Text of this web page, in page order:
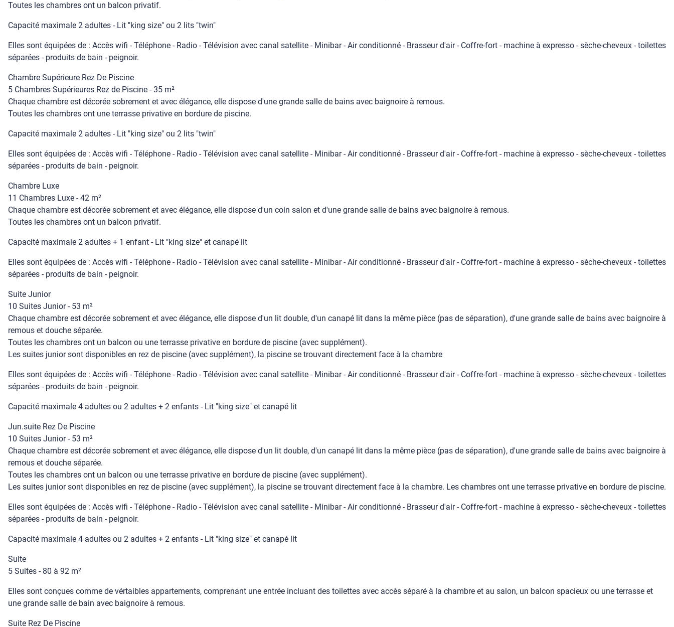
Toutes les chambres ont un balcon privatif.
Capacité maximale 2 adultes - Lit "king size" ou 2 lits "twin"
Elles sont équipées de : Accès wifi - Téléphone - Radio - Télévision avec canal satellite - Minibar - Air conditionné - Brasseur d'air - Coffre-fort - machine à expresso - sèche-cheveux - toilettes
séparées - produits de bain - peignoir.
Chambre Supérieure Rez De Piscine
5 Chambres Supérieures Rez de Piscine - 35 m²
Chaque chambre est décorée sobrement et avec élégance, elle dispose d'une grande salle de bains avec baignoire à remous.
Toutes les chambres ont une terrasse privative en bordure de piscine.
Capacité maximale 2 adultes - Lit "king size" ou 2 lits "twin"
Elles sont équipées de : Accès wifi - Téléphone - Radio - Télévision avec canal satellite - Minibar - Air conditionné - Brasseur d'air - Coffre-fort - machine à expresso - sèche-cheveux - toilettes
séparées - produits de bain - peignoir.
Chambre Luxe
11 Chambres Luxe - 42 m²
Chaque chambre est décorée sobrement et avec élégance, elle dispose d'un coin salon et d'une grande salle de bains avec baignoire à remous.
Toutes les chambres ont un balcon privatif.
Capacité maximale 2 adultes + 1 enfant - Lit "king size" et canapé lit
Elles sont équipées de : Accès wifi - Téléphone - Radio - Télévision avec canal satellite - Minibar - Air conditionné - Brasseur d'air - Coffre-fort - machine à expresso - sèche-cheveux - toilettes
séparées - produits de bain - peignoir.
Suite Junior
10 Suites Junior - 53 m²
Chaque chambre est décorée sobrement et avec élégance, elle dispose d'un lit double, d'un canapé lit dans la même pièce (pas de séparation), d'une grande salle de bains avec baignoire à
remous et douche séparée.
Toutes les chambres ont un balcon ou une terrasse privative en bordure de piscine (avec supplément).
Les suites junior sont disponibles en rez de piscine (avec supplément), la piscine se trouvant directement face à la chambre
Elles sont équipées de : Accès wifi - Téléphone - Radio - Télévision avec canal satellite - Minibar - Air conditionné - Brasseur d'air - Coffre-fort - machine à expresso - sèche-cheveux - toilettes
séparées - produits de bain - peignoir.
Capacité maximale 4 adultes ou 2 adultes + 2 enfants - Lit "king size" et canapé lit
Jun.suite Rez De Piscine
10 Suites Junior - 53 m²
Chaque chambre est décorée sobrement et avec élégance, elle dispose d'un lit double, d'un canapé lit dans la même pièce (pas de séparation), d'une grande salle de bains avec baignoire à
remous et douche séparée.
Toutes les chambres ont un balcon ou une terrasse privative en bordure de piscine (avec supplément).
Les suites junior sont disponibles en rez de piscine (avec supplément), la piscine se trouvant directement face à la chambre. Les chambres ont une terrasse privative en bordure de piscine.
Elles sont équipées de : Accès wifi - Téléphone - Radio - Télévision avec canal satellite - Minibar - Air conditionné - Brasseur d'air - Coffre-fort - machine à expresso - sèche-cheveux - toilettes
séparées - produits de bain - peignoir.
Capacité maximale 4 adultes ou 2 adultes + 2 enfants - Lit "king size" et canapé lit
Suite
5 Suites - 80 à 92 m²
Elles sont conçues comme de vértaibles appartements, comprenant une entrée incluant des toilettes avec accès séparé à la chambre et au salon, un balcon spacieux ou une terrasse et
une grande salle de bain avec baignoire à remous.
Suite Rez De Piscine